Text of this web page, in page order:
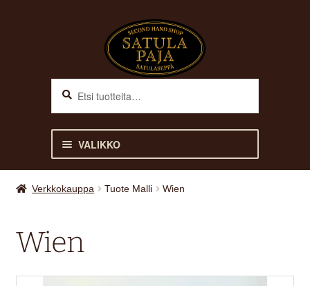
Siirry
navigointiin
Siirry
sisältöön
Haku
VALIKKO
ETUSIVU
Verkkokauppa Tuote Malli Wien
Wien